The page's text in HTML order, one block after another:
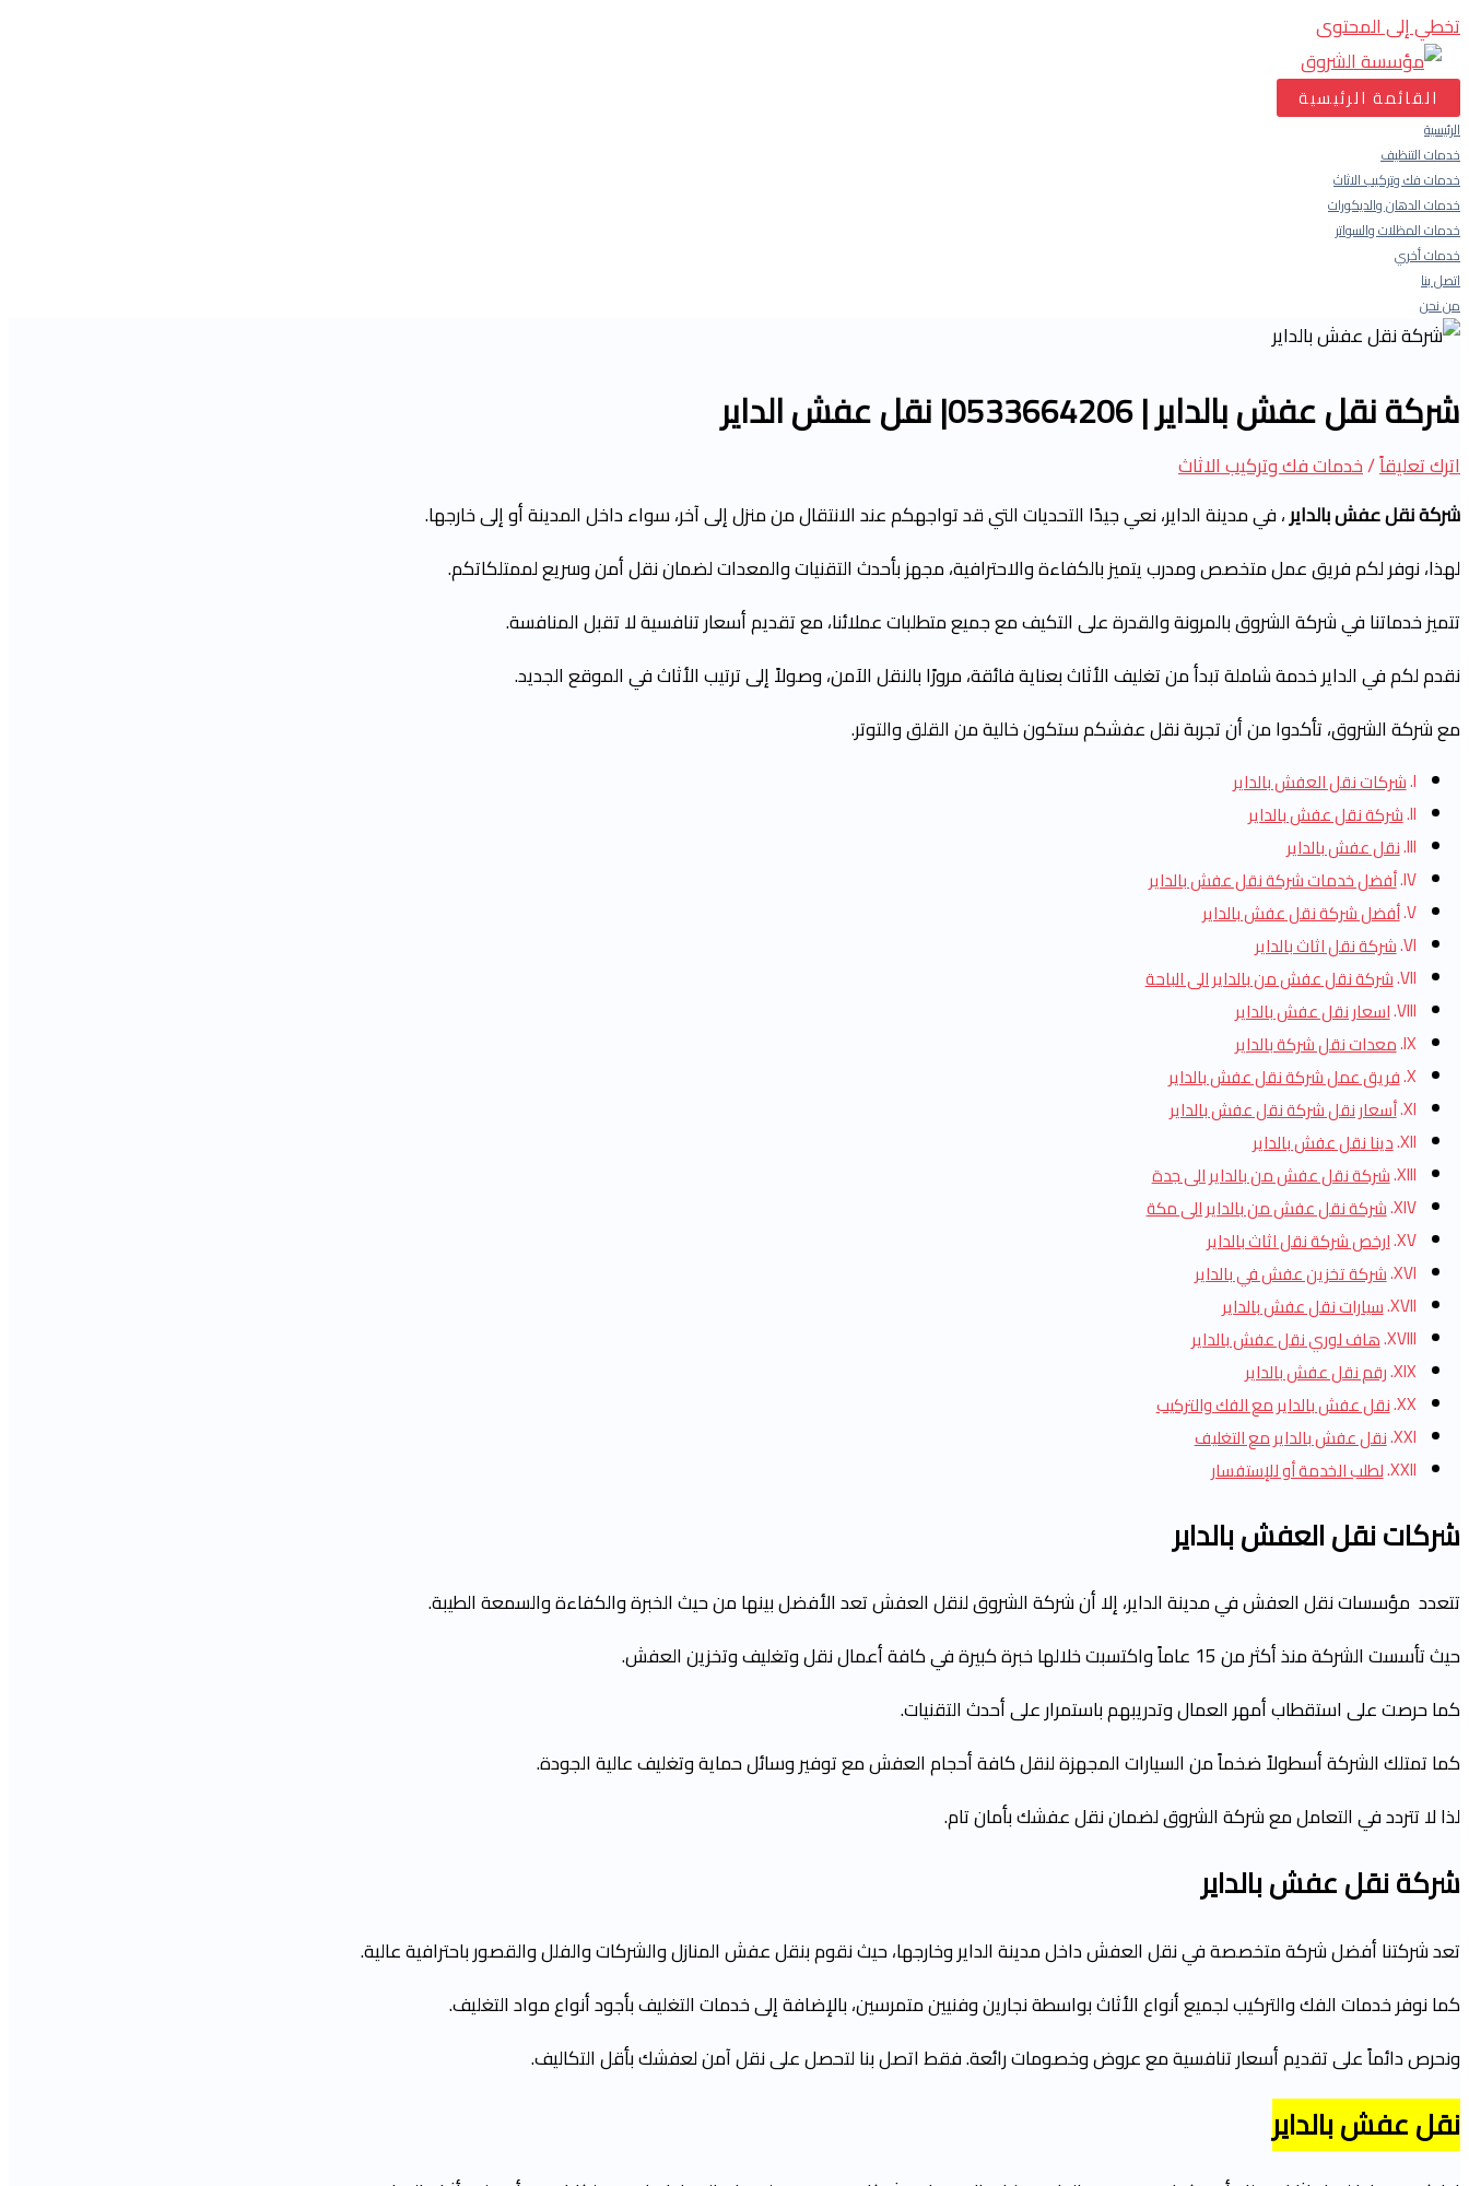
تخطي إلى المحتوى
القائمة الرئيسية
الرئيسية
خدمات التنظيف
خدمات فك وتركيب الاثاث
خدمات الدهان والديكورات
خدمات المظلات والسواتر
خدمات أخري
اتصل بنا
من نحن
شركة نقل عفش بالداير | 0533664206| نقل عفش الداير
اترك تعليقاً/خدمات فك وتركيب الاثاث
شركة نقل عفش بالداير،في مدينة الداير، نعي جيدًا التحديات التي قد تواجهكم عند الانتقال من منزل إلى آخر، سواء داخل المدينة أو إلى خارجها.
لهذا، نوفر لكم فريق عمل متخصص ومدرب يتميز بالكفاءة والاحترافية، مجهز بأحدث التقنيات والمعدات لضمان نقل أمن وسريع لممتلكاتكم.
تتميز خدماتنا في شركة الشروق بالمرونة والقدرة على التكيف مع جميع متطلبات عملائنا، مع تقديم أسعار تنافسية لا تقبل المنافسة.
نقدم لكم في الداير خدمة شاملة تبدأ من تغليف الأثاث بعناية فائقة، مرورًا بالنقل الآمن، وصولاً إلى ترتيب الأثاث في الموقع الجديد.
مع شركة الشروق، تأكدوا من أن تجربة نقل عفشكم ستكون خالية من القلق والتوتر.
شركات نقل العفش بالداير
شركة نقل عفش بالداير
نقل عفش بالداير
أفضل خدمات شركة نقل عفش بالداير
أفضل شركة نقل عفش بالداير
شركة نقل اثاث بالداير
شركة نقل عفش من بالداير الى الباحة
اسعار نقل عفش بالداير
معدات نقل شركة بالداير
فريق عمل شركة نقل عفش بالداير
أسعار نقل شركة نقل عفش بالداير
دينا نقل عفش بالداير
شركة نقل عفش من بالداير الى جدة
شركة نقل عفش من بالداير الى مكة
ارخص شركة نقل اثاث بالداير
شركة تخزين عفش في بالداير
سيارات نقل عفش بالداير
هاف لوري نقل عفش بالداير
رقم نقل عفش بالداير
نقل عفش بالداير مع الفك والتركيب
نقل عفش بالداير مع التغليف
لطلب الخدمة أو للإستفسار
شركات نقل العفشبالداير
تتعدد مؤسسات نقل العفش في مدينة الداير، إلا أن شركة الشروق لنقل العفش تعد الأفضل بينها من حيث الخبرة والكفاءة والسمعة الطيبة.
حيث تأسست الشركة منذ أكثر من 15 عاماً واكتسبت خلالها خبرة كبيرة في كافة أعمال نقل وتغليف وتخزين العفش.
كما حرصت على استقطاب أمهر العمال وتدريبهم باستمرار على أحدث التقنيات.
كما تمتلك الشركة أسطولاً ضخماً من السيارات المجهزة لنقل كافة أحجام العفش مع توفير وسائل حماية وتغليف عالية الجودة.
لذا لا تتردد في التعامل مع شركة الشروق لضمان نقل عفشك بأمان تام.
شركة نقل عفشبالداير
تعد شركتنا أفضل شركة متخصصة في نقل العفش داخل مدينة الداير وخارجها، حيث نقوم بنقل عفش المنازل والشركات والفلل والقصور باحترافية عالية.
كما نوفر خدمات الفك والتركيب لجميع أنواع الأثاث بواسطة نجارين وفنيين متمرسين، بالإضافة إلى خدمات التغليف بأجود أنواع مواد التغليف.
ونحرص دائماً على تقديم أسعار تنافسية مع عروض وخصومات رائعة. فقط اتصل بنا لتحصل على نقل آمن لعفشك بأقل التكاليف.
نقل عفشبالداير